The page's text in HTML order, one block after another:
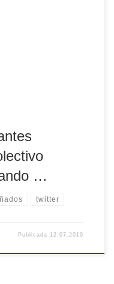
…
twitter
Publicada 12.07.2019